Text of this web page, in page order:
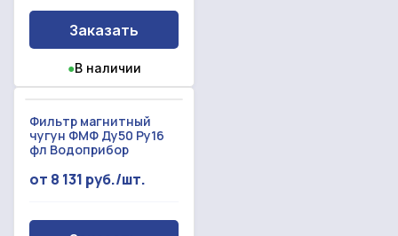
Заказать
●В наличии
Фильтр магнитный
чугун ФМФ Ду50 Ру16
фл Водоприбор
от 8 131 руб./шт.